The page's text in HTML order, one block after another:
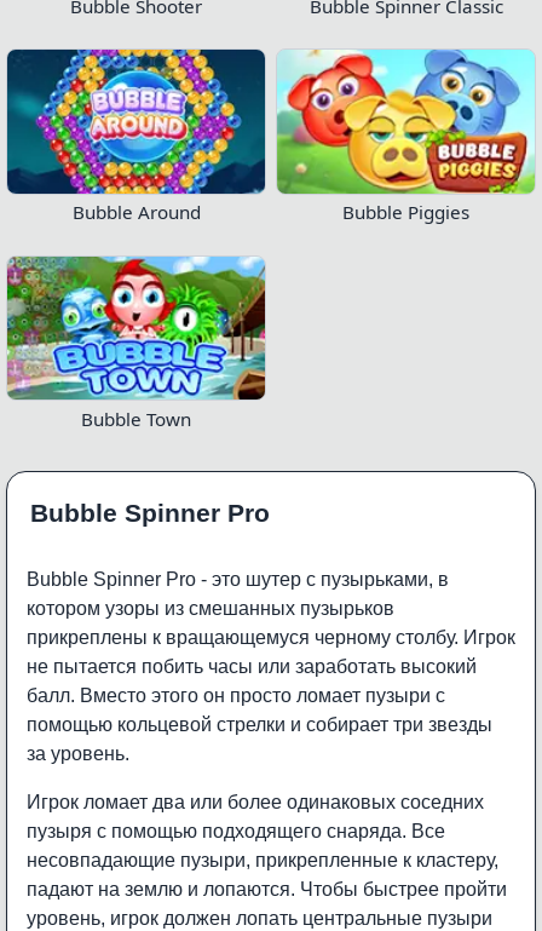
Bubble Shooter Bubble Spinner Classic
Bubble Around Bubble Piggies
Bubble Town
Bubble Spinner Pro
Bubble Spinner Pro - это шутер с пузырьками, в
котором узоры из смешанных пузырьков
прикреплены к вращающемуся черному столбу. Игрок
не пытается побить часы или заработать высокий
балл. Вместо этого он просто ломает пузыри с
помощью кольцевой стрелки и собирает три звезды
за уровень.
Игрок ломает два или более одинаковых соседних
пузыря с помощью подходящего снаряда. Все
несовпадающие пузыри, прикрепленные к кластеру,
падают на землю и лопаются. Чтобы быстрее пройти
уровень, игрок должен лопать центральные пузыри